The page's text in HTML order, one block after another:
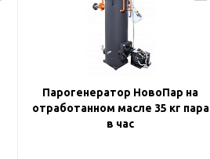
Парогенератор НовоПар на
отработанном масле 35 кг пара
в час